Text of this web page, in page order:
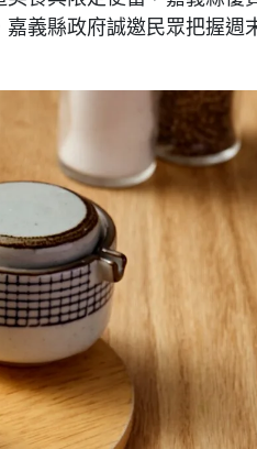
義縣政府誠邀民眾把握週